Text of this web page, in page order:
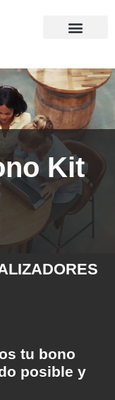
Kit
tu bono
posible y